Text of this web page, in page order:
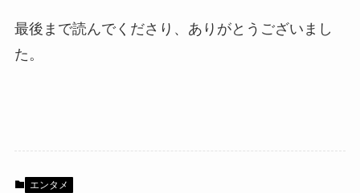
最後まで読んでくださり、ありがとうございまし
た。
エンタメ